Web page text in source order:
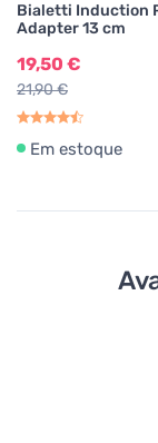
Bialetti Induction
Adapter 13 cm
19,50 €
21,90 €
Em estoque